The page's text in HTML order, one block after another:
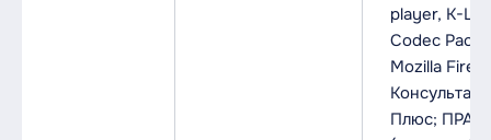
player, K-
Codec Pack,
Mozilla
Консультант
Плюс;